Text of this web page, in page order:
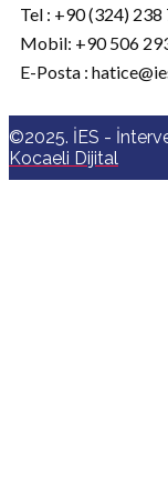
Tel : +90 (324)
Mobil: +90 506
E-Posta :
©2025. İES -
Kocaeli Dijital